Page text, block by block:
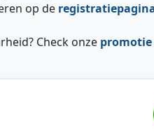
op de
Check onze